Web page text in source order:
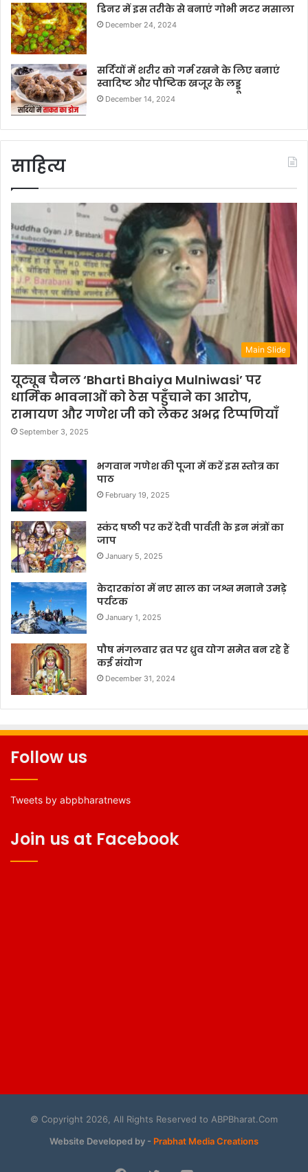
डिनर में इस तरीके से बनाएं गोभी मटर मसाला
December 24, 2024
सर्दियों में शरीर को गर्म रखने के लिए बनाएं
स्वादिष्ट और पौष्टिक खजूर के लड्डू
December 14, 2024
साहित्य
Main Slide
यूट्यूब चैनल ‘Bharti Bhaiya Mulniwasi’ पर
धार्मिक भावनाओं को ठेस पहुँचाने का आरोप,
रामायण और गणेश जी को लेकर अभद्र टिप्पणियाँ
September 3, 2025
भगवान गणेश की पूजा में करें इस स्तोत्र का
पाठ
February 19, 2025
स्कंद षष्ठी पर करें देवी पार्वती के इन मंत्रों का
जाप
January 5, 2025
केदारकांठा में नए साल का जश्न मनाने उमड़े
पर्यटक
January 1, 2025
पौष मंगलवार व्रत पर ध्रुव योग समेत बन रहे हैं
कई संयोग
December 31, 2024
Follow us
Tweets by abpbharatnews
Join us at Facebook
© Copyright 2026, All Rights Reserved to ABPBharat.Com
Website Developed by - Prabhat Media Creations